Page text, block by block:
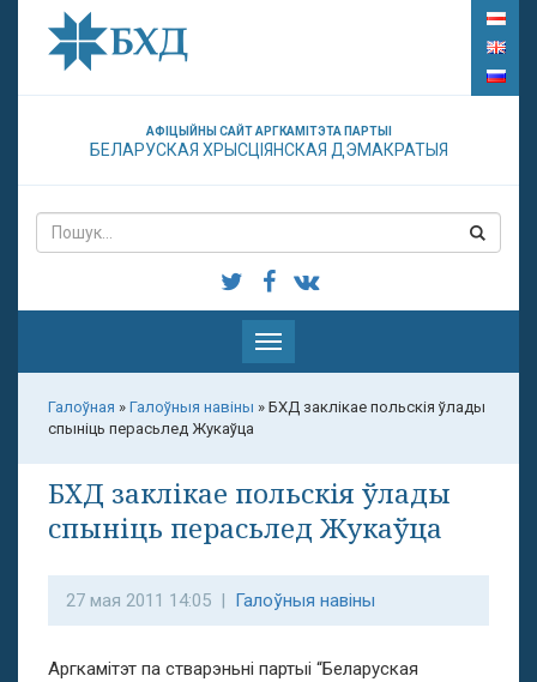
АФІЦЫЙНЫ САЙТ АРГКАМІТЭТА ПАРТЫІ
БЕЛАРУСКАЯ ХРЫСЦІЯНСКАЯ ДЭМАКРАТЫЯ
Паказаць
меню
Галоўная » Галоўныя навіны » БХД заклікае польскія ўлады
спыніць перасьлед Жукаўца
БХД заклікае польскія ўлады
спыніць перасьлед Жукаўца
27 мая 2011 14:05 | Галоўныя навіны
Аргкамітэт па стварэньні партыі “Беларуская